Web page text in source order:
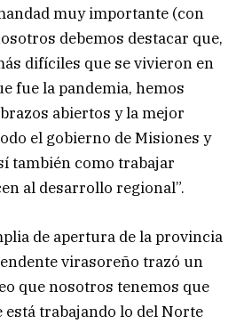
muy importante (con
debemos destacar que,
difíciles que se vivieron en
fue la pandemia, hemos
abiertos y la mejor
el gobierno de Misiones y
también como trabajar
al desarrollo regional”.
de apertura de la provincia
virasoreño trazó un
que nosotros tenemos que
está trabajando lo del Norte